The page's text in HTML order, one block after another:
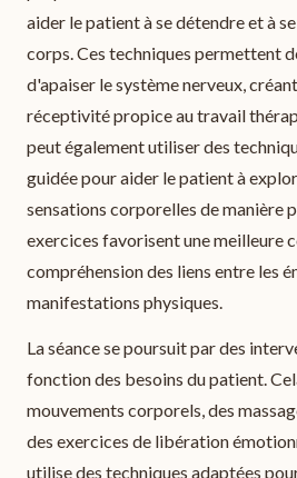
aider le patient à se détendre et à
corps. Ces techniques permettent
d'apaiser le système nerveux,
réceptivité propice au travail
peut également utiliser des
guidée pour aider le patient à
sensations corporelles de manière
exercices favorisent une meilleure
compréhension des liens entre les
manifestations physiques.
La séance se poursuit par des
fonction des besoins du patient.
mouvements corporels, des
des exercices de libération
utilise des techniques adaptées